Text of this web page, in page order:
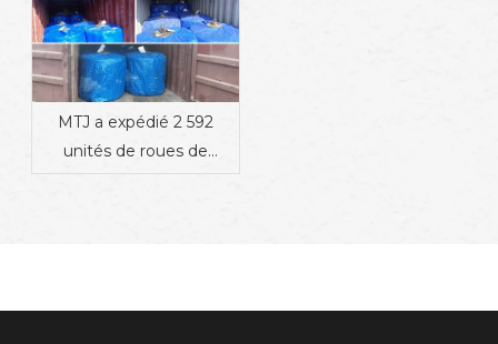
MTJ a expédié 2 592
unités de roues de